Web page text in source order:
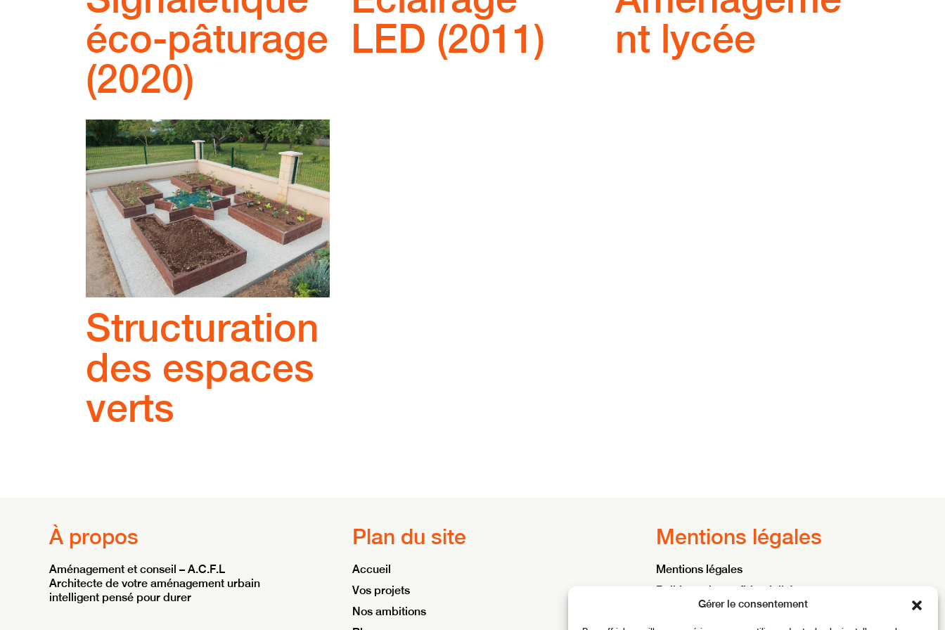
Gérer le consentement
éco-pâturage
(2020)
LED (2011)
nt lycée
Structuration
des espaces
verts
À propos
Aménagement et conseil – A.C.F.L
Architecte de votre aménagement urbain
intelligent pensé pour durer
Plan du site
Accueil
Vos projets
Nos ambitions
Mentions légales
Mentions légales
Politique de confidentialité
Conditions générales d’utilisation